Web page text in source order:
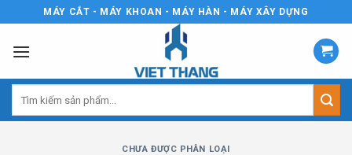
to
content
MÁY CẮT - MÁY KHOAN - MÁY HÀN - MÁY XÂY DỰNG
kiếm:
CHƯA ĐƯỢC PHÂN LOẠI